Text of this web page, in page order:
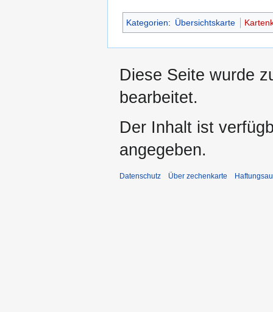
Kategorien: Übersichtskarte
Diese Seite wurde
bearbeitet.
Der Inhalt ist
angegeben.
Datenschutz Über zechenkarte